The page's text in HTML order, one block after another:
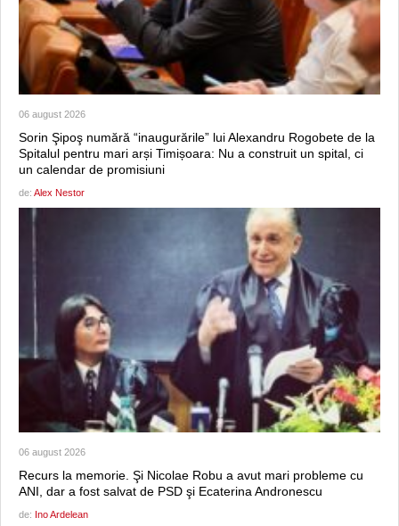
06 august 2026
Sorin Şipoş numără “inaugurările” lui Alexandru Rogobete de la
Spitalul pentru mari arși Timișoara: Nu a construit un spital, ci
un calendar de promisiuni
de: Alex Nestor
06 august 2026
Recurs la memorie. Şi Nicolae Robu a avut mari probleme cu
ANI, dar a fost salvat de PSD şi Ecaterina Andronescu
de: Ino Ardelean